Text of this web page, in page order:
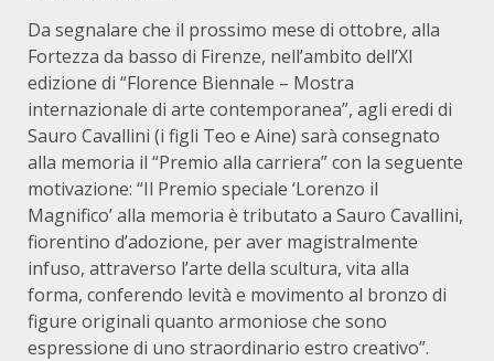
Da segnalare che il prossimo mese di ottobre, alla
Fortezza da basso di Firenze, nell’ambito dell’XI
edizione di “Florence Biennale – Mostra
internazionale di arte contemporanea”, agli eredi di
Sauro Cavallini (i figli Teo e Aine) sarà consegnato
alla memoria il “Premio alla carriera” con la seguente
motivazione: “Il Premio speciale ‘Lorenzo il
Magnifico’alla memoria è tributato a Sauro Cavallini,
fiorentino d’adozione, per aver magistralmente
infuso, attraverso l’arte della scultura, vita alla
forma, conferendo levità e movimento al bronzo di
figure originali quanto armoniose che sono
espressione di uno straordinario estro creativo”.